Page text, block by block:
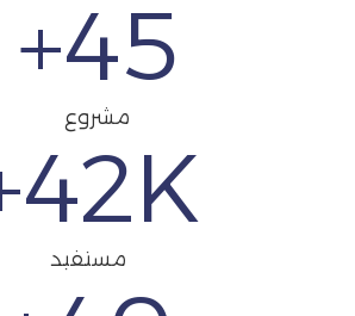
45
+
مشروع
42K+
مستفيد